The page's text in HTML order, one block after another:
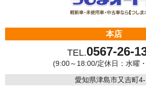
本店
TEL.0567-26-
(9:00～18:00/定休日：水曜
愛知県津島市又吉町